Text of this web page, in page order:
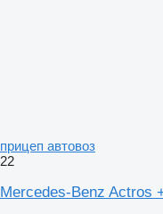
прицеп автовоз
22
Mercedes-Benz Actros